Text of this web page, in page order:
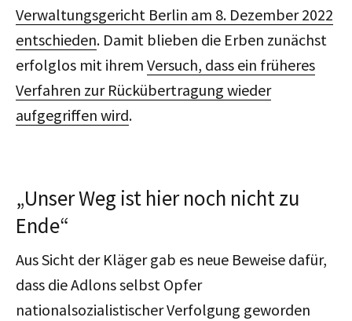
Verwaltungsgericht Berlin am 8. Dezember 2022
entschieden. Damit blieben die Erben zunächst
erfolglos mit ihrem Versuch, dass ein früheres
Verfahren zur Rückübertragung wieder
aufgegriffen wird.
„Unser Weg ist hier noch nicht zu
Ende“
Aus Sicht der Kläger gab es neue Beweise dafür,
dass die Adlons selbst Opfer
nationalsozialistischer Verfolgung geworden